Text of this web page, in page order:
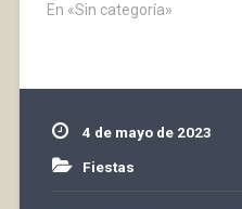
impresionantes tubos
simula así una lluvia
multicolor que los
En «Sin categoría»
4 de mayo de 2023
Fiestas